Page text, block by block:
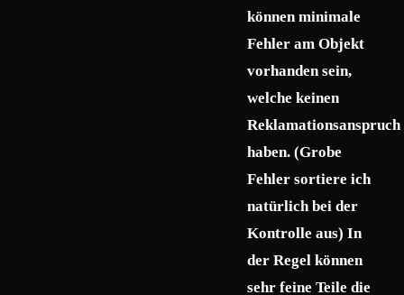
können minimale
Fehler am Objekt
vorhanden sein,
welche keinen
Reklamationsanspruch
haben. (Grobe
Fehler sortiere ich
natürlich bei der
Kontrolle aus) In
der Regel können
sehr feine Teile die